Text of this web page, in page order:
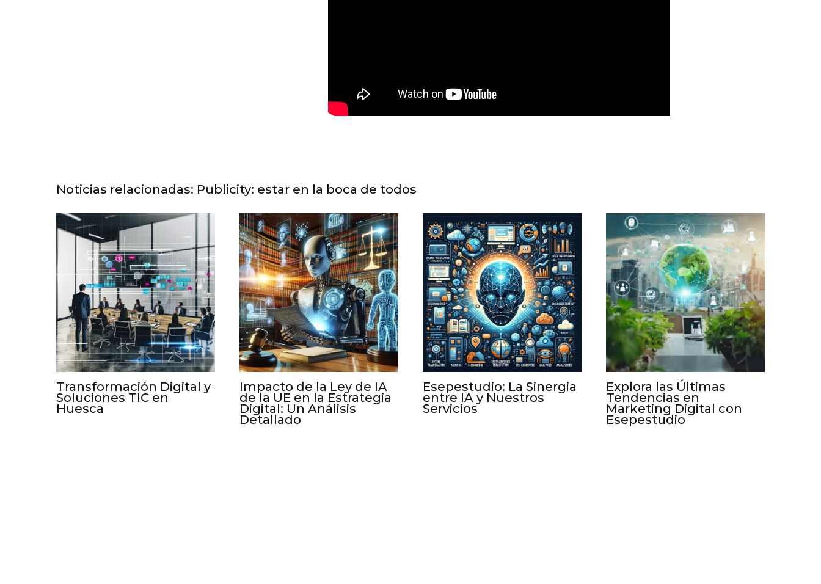
Noticias relacionadas: Publicity: estar en la boca de todos
Transformación Digital y
Soluciones TIC en
Huesca
Impacto de la Ley de IA
de la UE en la Estrategia
Digital: Un Análisis
Detallado
Esepestudio: La Sinergia
entre IA y Nuestros
Servicios
Explora las Últimas
Tendencias en
Marketing Digital con
Esepestudio